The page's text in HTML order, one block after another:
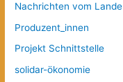
Nachrichten vom Lande
Produzent_innen
Projekt Schnittstelle
solidar-ökonomie